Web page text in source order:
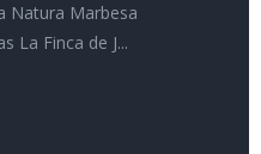
Natura Marbesa
La Finca de J...